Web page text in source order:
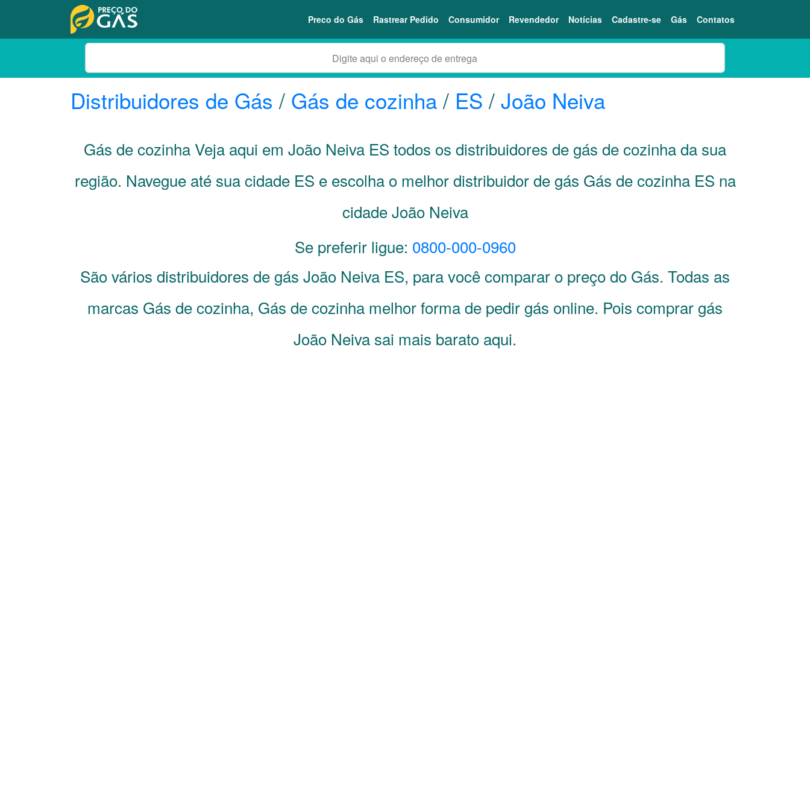
Preco do Gás Rastrear Pedido Consumidor Revendedor Notícias Cadastre-se Gás Contatos
Distribuidores de Gás/ Gás de cozinha/ ES / João Neiva
Gás de cozinha Veja aqui em João Neiva ES todos os distribuidores de gás de cozinha da sua
região. Navegue até sua cidade ES e escolha o melhor distribuidor de gás Gás de cozinha ES na
cidade João Neiva
Se preferir ligue: 0800-000-0960
São vários distribuidores de gás João Neiva ES, para você comparar o preço do Gás. Todas as
marcas Gás de cozinha, Gás de cozinha melhor forma de pedir gás online. Pois comprar gás
João Neiva sai mais barato aqui.